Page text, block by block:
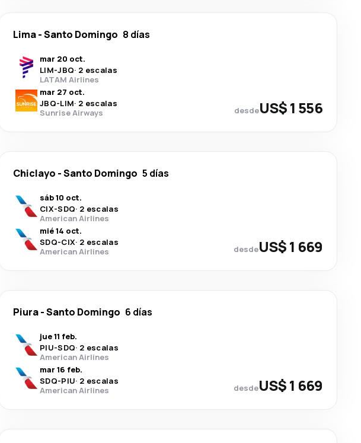
Lima-Santo Domingo 8 días
mar 20 oct.
LIM-JBQ· 2 escalas
LATAM Airlines
mar 27 oct.
JBQ-LIM· 2 escalas
Sunrise Airways
desdeUS$ 1 556
Chiclayo -Santo Domingo 5 días
sáb 10 oct.
CIX-SDQ· 2 escalas
American Airlines
mié 14 oct.
SDQ-CIX· 2 escalas
American Airlines
desdeUS$ 1 669
Piura-Santo Domingo 6 días
jue 11 feb.
PIU-SDQ· 2 escalas
American Airlines
mar 16 feb.
SDQ-PIU· 2 escalas
American Airlines
desdeUS$ 1 669